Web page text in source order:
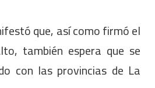
que, así como firmó el
también espera que se
con las provincias de La